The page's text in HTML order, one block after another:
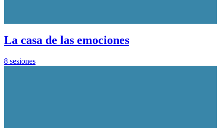
La casa de las emociones
8 sesiones